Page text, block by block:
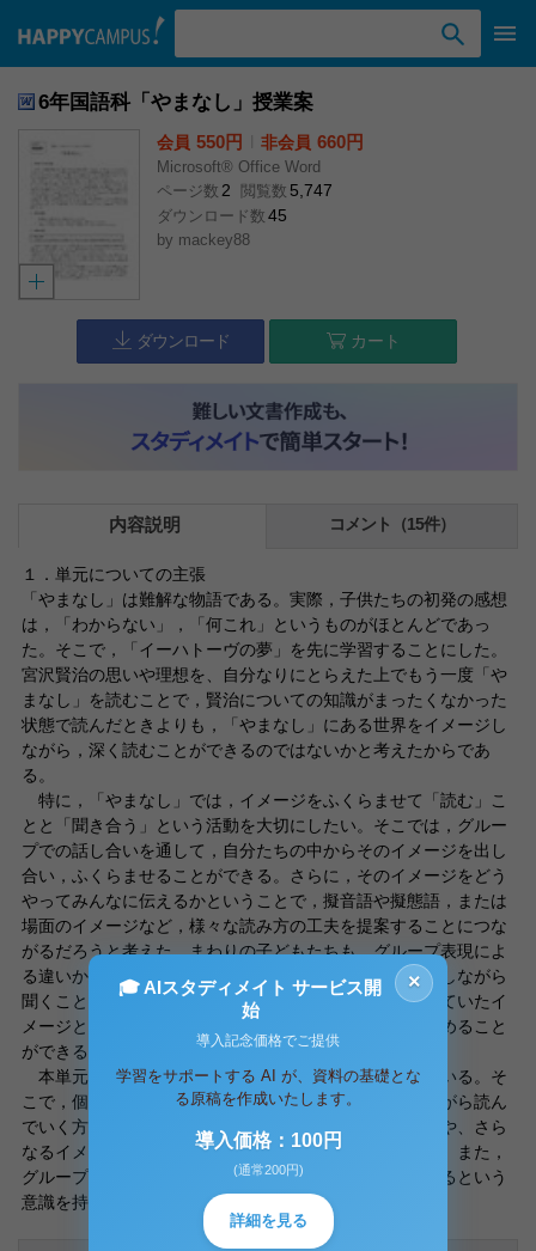
6年国語科「やまなし」授業案
会員 550円 非会員 660円
Microsoft® Office Word
ページ数 2 閲覧数 5,747
ダウンロード数 45
by mackey88
ダウンロード カート
内容説明 コメント（15件）
１．単元についての主張
「やまなし」は難解な物語である。実際，子供たちの初発の感想
は，「わからない」，「何これ」というものがほとんどであっ
た。そこで，「イーハトーヴの夢」を先に学習することにした。
宮沢賢治の思いや理想を、自分なりにとらえた上でもう一度「や
まなし」を読むことで，賢治についての知識がまったくなかった
状態で読んだときよりも，「やまなし」にある世界をイメージし
ながら，深く読むことができるのではないかと考えたからであ
る。
特に，「やまなし」では，イメージをふくらませて「読む」こ
とと「聞き合う」という活動を大切にしたい。そこでは，グルー
プでの話し合いを通して，自分たちの中からそのイメージを出し
合い，ふくらませることができる。さらに，そのイメージをどう
やってみんなに伝えるかということで，擬音語や擬態語，または
場面のイメージなど，様々な読み方の工夫を提案することにつな
がるだろうと考えた。まわりの子どもたちも、グループ表現によ
る違いから聞き比べたり，自分のイメージと比較したりしながら
聞くことで，新たなイメージを見つけたり，自分の持っていたイ
メージとは違う発見をしたりと，物語の印象をさらに深めること
ができるであろう。
本単元では，「読む」ことが学習のポイントとなっている。そ
こで，個人で読み進めていくよりも，集団で考え合いながら読ん
でいく方が，それぞれの考えを出し合う中に新たな発見や、さら
なるイメージのふくらみを見出せる活動になると考えた。また，
グループ全員が読むことで，みんなが学習に参加しているという
意識を持ってくれることを期待している。
×
🎓 AIスタディメイト サービス開
始
導入記念価格でご提供
学習をサポートする AI が、資料の基礎とな
る原稿を作成いたします。
導入価格：100円
(通常200円)
詳細を見る